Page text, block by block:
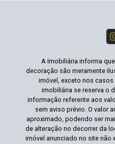
A Imobiliária informa
decoração são meramente
imóvel, exceto nos
imobiliária se reserva o
informação referente aos
sem aviso prévio. O valor
aproximado, podendo ser
de alteração no decorrer da
imóvel anunciado no site não